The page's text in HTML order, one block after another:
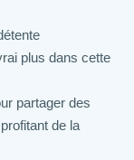
plus dans cette
partager des
de la